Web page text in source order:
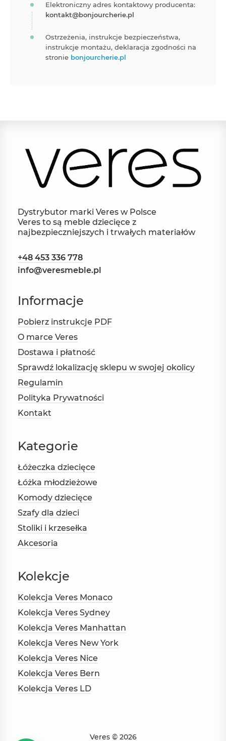
Elektroniczny adres kontaktowy producenta:
kontakt@bonjourcherie.pl
Ostrzeżenia, instrukcje bezpieczeństwa,
instrukcje montażu, deklaracja zgodności na
stronie bonjourcherie.pl
Dystrybutor marki Veres w Polsce
Veres to są meble dziecięce z
najbezpieczniejszych i trwałych materiałów
+48 453 336 778
info@veresmeble.pl
Informacje
Pobierz instrukcje PDF
O marce Veres
Dostawa i płatność
Sprawdź lokalizację sklepu w swojej okolicy
Regulamin
Polityka Prywatności
Kontakt
Kategorie
Łóżeczka dziecięce
Łóżka młodzieżowe
Komody dziecięce
Szafy dla dzieci
Stoliki i krzesełka
Akcesoria
Kolekcje
Kolekcja Veres Monaco
Kolekcja Veres Sydney
Kolekcja Veres Manhattan
Kolekcja Veres New York
Kolekcja Veres Nice
Kolekcja Veres Bern
Kolekcja Veres LD
Veres © 2026